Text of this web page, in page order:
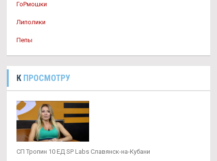
ГоРмошки
Липолики
Пепы
К ПРОСМОТРУ
СП Тропин 10 ЕД SP Labs Славянск-на-Кубани